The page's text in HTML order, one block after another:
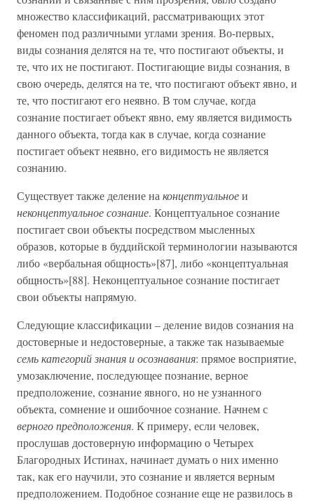
множество классификаций, рассматривающих этот
феномен под различными углами зрения. Во-первых,
виды сознания делятся на те, что постигают объекты, и
те, что их не постигают. Постигающие виды сознания, в
свою очередь, делятся на те, что постигают объект явно, и
те, что постигают его неявно. В том случае, когда
сознание постигает объект явно, ему является видимость
данного объекта, тогда как в случае, когда сознание
постигает объект неявно, его видимость не является
сознанию.
Существует также деление на концептуальноеи
неконцептуальное сознание. Концептуальное сознание
постигает свои объекты посредством мысленных
образов, которые в буддийской терминологии называются
либо «вербальная общность»[87], либо «концептуальная
общность»[88]. Неконцептуальное сознание постигает
свои объекты напрямую.
Следующие классификации – деление видов сознания на
достоверные и недостоверные, а также так называемые
семь категорий знания и осознавания: прямое восприятие,
умозаключение, последующее познание, верное
предположение, сознание явного, но не узнанного
объекта, сомнение и ошибочное сознание. Начнем с
верного предположения. К примеру, если человек,
прослушав достоверную информацию о Четырех
Благородных Истинах, начинает думать о них именно
так, как его научили, это сознание и является верным
предположением. Подобное сознание еще не развилось в